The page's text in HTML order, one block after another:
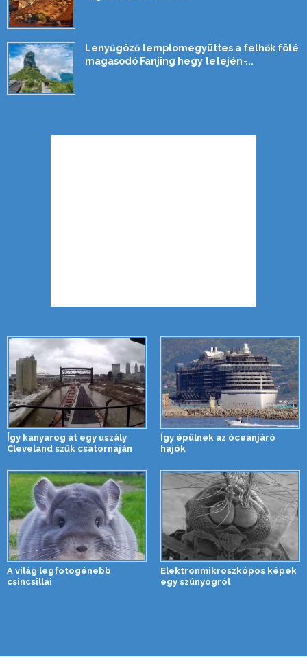
Lenyűgöző templomegyüttes a felhők fölé
magasodó Fanjing hegy tetején ̵...
Így kanyarog át egy uszály
Cleveland szűk csatornáján
Így épülnek az óceánjáró
hajók
A világ legfotogénebb
csincsillái
Elektronmikroszkópos képek
egy szúnyogról